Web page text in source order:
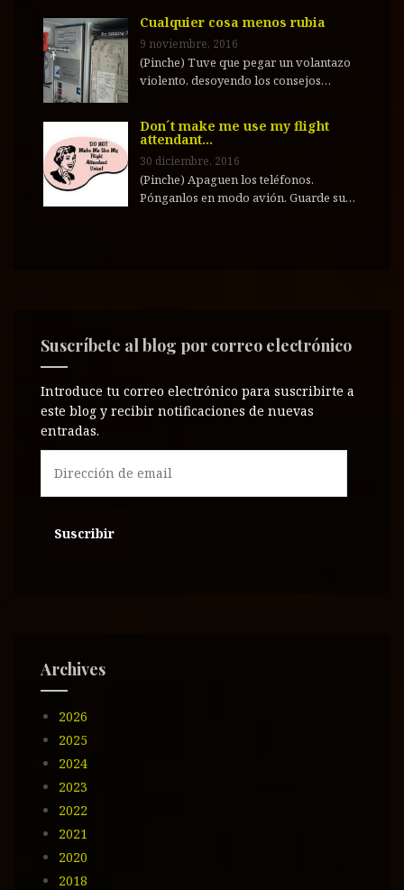
Cualquier cosa menos rubia
9 noviembre, 2016
(Pinche) Tuve que pegar un volantazo
violento, desoyendo los consejos…
Don´t make me use my flight
attendant…
30 diciembre, 2016
(Pinche) Apaguen los teléfonos.
Pónganlos en modo avión. Guarde su…
Suscríbete al blog por correo electrónico
Introduce tu correo electrónico para suscribirte a
este blog y recibir notificaciones de nuevas
entradas.
r
e
m
a
i
l
Archives
2026
2025
2024
2023
2022
2021
2020
2018